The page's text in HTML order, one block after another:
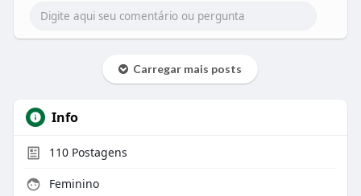
Carregar mais posts
Info
110Postagens
Feminino